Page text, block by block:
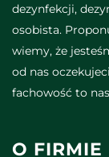
dezynfekcji,
osobista.
wiemy, że
od nas
fachowość to
O FIRMIE